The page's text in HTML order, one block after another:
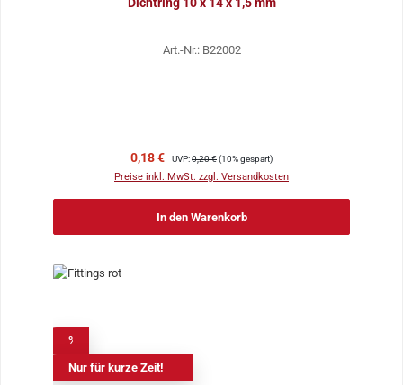
Dichtring 10 x 14 x 1,5 mm
Art.-Nr.: B22002
Verkaufspreis:
0,18 € Regulärer Preis:
UVP:0,20 €(10% gespart)
Preise inkl. MwSt. zzgl. Versandkosten
In den Warenkorb
Nur für kurze Zeit!